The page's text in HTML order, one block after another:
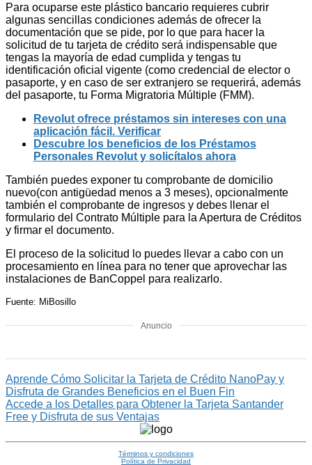
Para ocuparse este plástico bancario requieres cubrir
algunas sencillas condiciones además de ofrecer la
documentación que se pide, por lo que para hacer la
solicitud de tu tarjeta de crédito será indispensable que
tengas la mayoría de edad cumplida y tengas tu
identificación oficial vigente (como credencial de elector o
pasaporte, y en caso de ser extranjero se requerirá, además
del pasaporte, tu Forma Migratoria Múltiple (FMM).
Revolut ofrece préstamos sin intereses con una
aplicación fácil. Verificar
Descubre los beneficios de los Préstamos
Personales Revolut y solicítalos ahora
También puedes exponer tu comprobante de domicilio
nuevo(con antigüedad menos a 3 meses), opcionalmente
también el comprobante de ingresos y debes llenar el
formulario del Contrato Múltiple para la Apertura de Créditos
y firmar el documento.
El proceso de la solicitud lo puedes llevar a cabo con un
procesamiento en línea para no tener que aprovechar las
instalaciones de BanCoppel para realizarlo.
Fuente: MiBosillo
Anuncio
Aprende Cómo Solicitar la Tarjeta de Crédito NanoPay y
Disfruta de Grandes Beneficios en el Buen Fin
Accede a los Detalles para Obtener la Tarjeta Santander
Free y Disfruta de sus Ventajas
Términos y condiciones
Política de Privacidad